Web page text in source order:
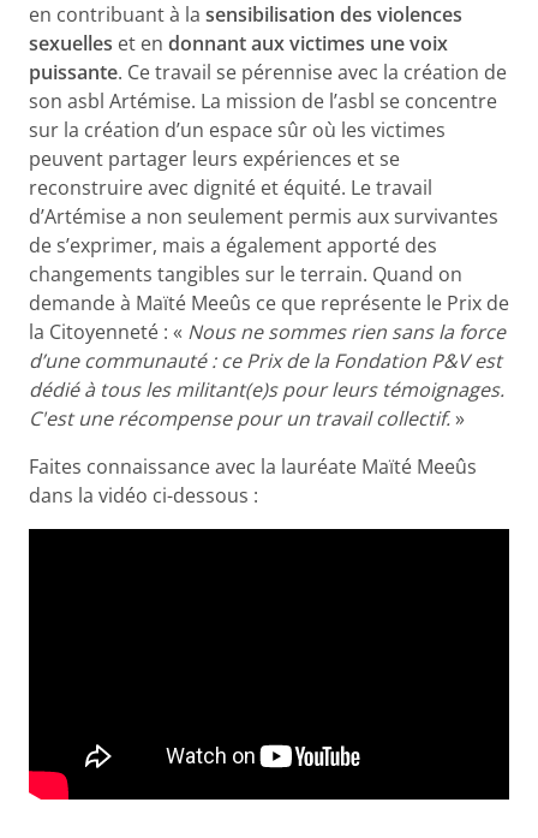
en contribuant à la sensibilisation des violences
sexuelles et en donnant aux victimes une voix
puissante. Ce travail se pérennise avec la création de
son asbl Artémise. La mission de l’asbl se concentre
sur la création d’un espace sûr où les victimes
peuvent partager leurs expériences et se
reconstruire avec dignité et équité. Le travail
d’Artémise a non seulement permis aux survivantes
de s’exprimer, mais a également apporté des
changements tangibles sur le terrain. Quand on
demande à Maïté Meeûs ce que représente le Prix de
la Citoyenneté : « Nous ne sommes rien sans la force
d’une communauté : ce Prix de la Fondation P&V est
dédié à tous les militant(e)s pour leurs témoignages.
C'est une récompense pour un travail collectif.»
Faites connaissance avec la lauréate Maïté Meeûs
dans la vidéo ci-dessous :